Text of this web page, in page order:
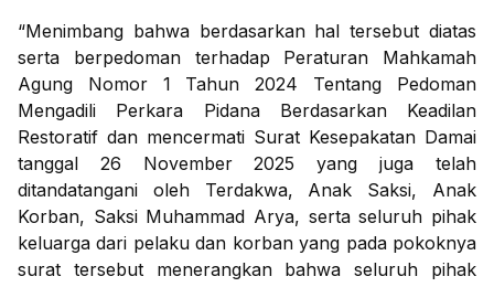
“Menimbang bahwa berdasarkan hal tersebut diatas
serta berpedoman terhadap Peraturan Mahkamah
Agung Nomor 1 Tahun 2024 Tentang Pedoman
Mengadili Perkara Pidana Berdasarkan Keadilan
Restoratif dan mencermati Surat Kesepakatan Damai
tanggal 26 November 2025 yang juga telah
ditandatangani oleh Terdakwa, Anak Saksi, Anak
Korban, Saksi Muhammad Arya, serta seluruh pihak
keluarga dari pelaku dan korban yang pada pokoknya
surat tersebut menerangkan bahwa seluruh pihak